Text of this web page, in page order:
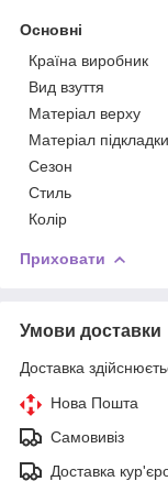
Основні
Країна виробник
Вид взуття
Матеріал верху
Матеріал підкладки
Сезон
Стиль
Колір
Приховати
Умови доставки
Доставка
Нова Пошта
Самовивіз
Доставка